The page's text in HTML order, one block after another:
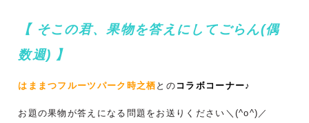
【 そこの君、果物を答えにしてごらん(偶
数週) 】
はままつフルーツパーク時之栖 との コラボコーナー♪
お題の果物が答えになる問題をお送りください＼(^o^)／